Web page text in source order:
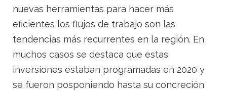
nuevas herramientas para hacer más
eficientes los flujos de trabajo son las
tendencias más recurrentes en la región. En
muchos casos se destaca que estas
inversiones estaban programadas en 2020 y
se fueron posponiendo hasta su concreción